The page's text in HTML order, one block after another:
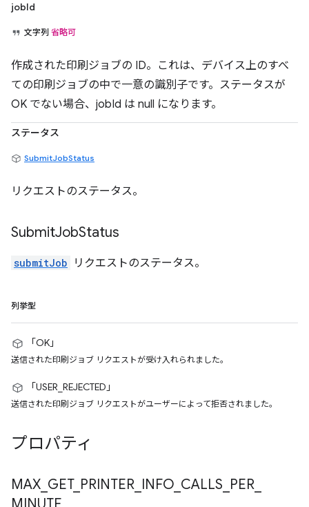
jobId
文字列 省略可
作成された印刷ジョブの ID。これは、デバイス上のすべ
ての印刷ジョブの中で一意の識別子です。ステータスが
OK でない場合、jobId は null になります。
ステータス
SubmitJobStatus
リクエストのステータス。
SubmitJobStatus
submitJob リクエストのステータス。
列挙型
「OK」
送信された印刷ジョブ リクエストが受け入れられました。
「USER_REJECTED」
送信された印刷ジョブ リクエストがユーザーによって拒否されました。
プロパティ
MAX GET_ PRINTER INFO CALLS PER